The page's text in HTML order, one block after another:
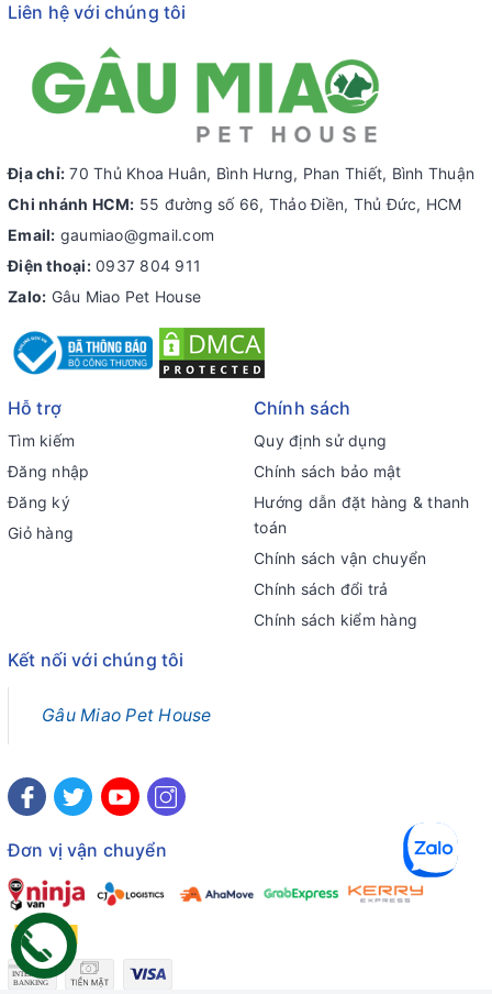
Liên hệ với chúng tôi
Địa chỉ: 70 Thủ Khoa Huân, Bình Hưng, Phan Thiết, Bình Thuận
Chi nhánh HCM: 55 đường số 66, Thảo Điền, Thủ Đức, HCM
Email: gaumiao@gmail.com
Điện thoại: 0937 804 911
Zalo: Gâu Miao Pet House
Hỗ trợ
Tìm kiếm
Đăng nhập
Đăng ký
Giỏ hàng
Chính sách
Quy định sử dụng
Chính sách bảo mật
Hướng dẫn đặt hàng & thanh
toán
Chính sách vận chuyển
Chính sách đổi trả
Chính sách kiểm hàng
Kết nối với chúng tôi
Gâu Miao Pet House
Đơn vị vận chuyển